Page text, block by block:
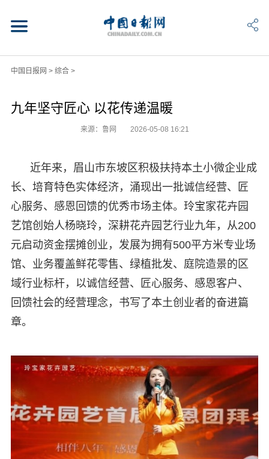
中国日报网 > 综合>
九年坚守匠心 以花传递温暖
来源：鲁网 2026-05-08 16:21
近年来，眉山市东坡区积极扶持本土小微企业成
长、培育特色实体经济，涌现出一批诚信经营、匠
心服务、感恩回馈的优秀市场主体。玲宝家花卉园
艺馆创始人杨晓玲，深耕花卉园艺行业九年，从200
元启动资金摆摊创业，发展为拥有500平方米专业场
馆、业务覆盖鲜花零售、绿植批发、庭院造景的区
域行业标杆，以诚信经营、匠心服务、感恩客户、
回馈社会的经营理念，书写了本土创业者的奋进篇
章。